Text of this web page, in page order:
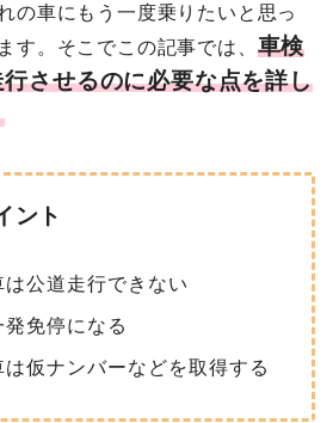
の車にもう一度乗りたいと思っ
す。そこでこの記事では、 車検
させるのに必要な点を詳し
ント
公道走行できない
免停になる
仮ナンバーなどを取得する